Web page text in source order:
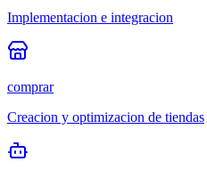
Implementacion e integracion
comprar
Creacion y optimizacion de tiendas